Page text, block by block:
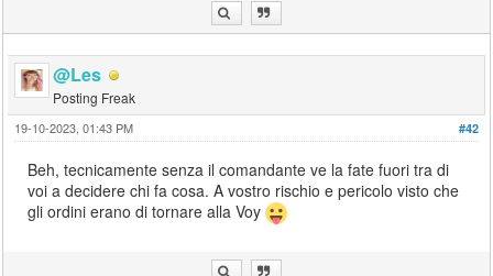
@Les
Posting Freak
#42
19-10-2023, 01:43 PM
Beh, tecnicamente senza il comandante ve la fate fuori tra di
voi a decidere chi fa cosa. A vostro rischio e pericolo visto che
gli ordini erano di tornare alla Voy